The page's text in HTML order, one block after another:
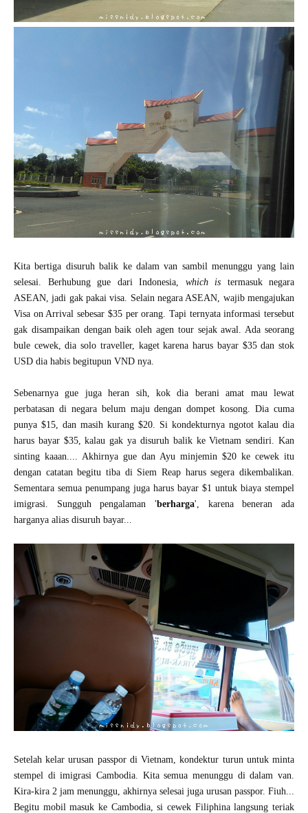
Kita bertiga disuruh balik ke dalam van sambil menunggu yang lain
selesai. Berhubung gue dari Indonesia, which is termasuk negara
ASEAN, jadi gak pakai visa. Selain negara ASEAN, wajib mengajukan
Visa on Arrival sebesar $35 per orang. Tapi ternyata informasi tersebut
gak disampaikan dengan baik oleh agen tour sejak awal. Ada seorang
bule cewek, dia solo traveller, kaget karena harus bayar $35 dan stok
USD dia habis begitupun VND nya.
Sebenarnya gue juga heran sih, kok dia berani amat mau lewat
perbatasan di negara belum maju dengan dompet kosong. Dia cuma
punya $15, dan masih kurang $20. Si kondekturnya ngotot kalau dia
harus bayar $35, kalau gak ya disuruh balik ke Vietnam sendiri. Kan
sinting kaaan.... Akhirnya gue dan Ayu minjemin $20 ke cewek itu
dengan catatan begitu tiba di Siem Reap harus segera dikembalikan.
Sementara semua penumpang juga harus bayar $1 untuk biaya stempel
imigrasi. Sungguh pengalaman 'berharga', karena beneran ada
harganya alias disuruh bayar...
Setelah kelar urusan passpor di Vietnam, kondektur turun untuk minta
stempel di imigrasi Cambodia. Kita semua menunggu di dalam van.
Kira-kira 2 jam menunggu, akhirnya selesai juga urusan passpor. Fiuh...
Begitu mobil masuk ke Cambodia, si cewek Filiphina langsung teriak